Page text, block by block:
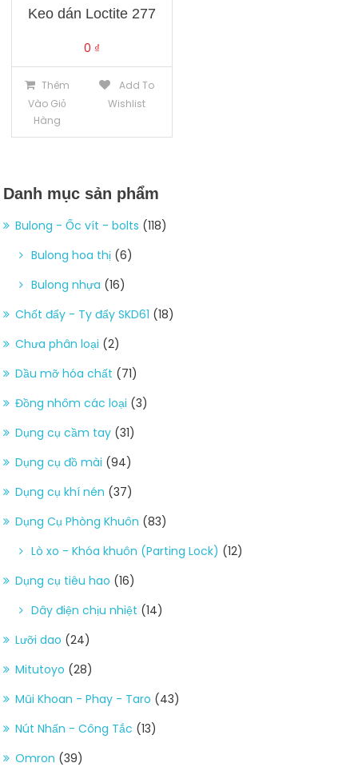
Keo dán Loctite 277
0 ₫
Thêm
Vào Giỏ
Hàng
Add To
Wishlist
Danh mục sản phẩm
Bulong - Ốc vít - bolts (118)
Bulong hoa thị (6)
Bulong nhựa (16)
Chốt đẩy - Ty đẩy SKD61 (18)
Chưa phân loại (2)
Dầu mỡ hóa chất (71)
Đồng nhôm các loại (3)
Dụng cụ cầm tay (31)
Dụng cụ đồ mài (94)
Dụng cụ khí nén (37)
Dụng Cụ Phòng Khuôn (83)
Lò xo - Khóa khuôn (Parting Lock) (12)
Dụng cụ tiêu hao (16)
Dây điện chịu nhiệt (14)
Lưỡi dao (24)
Mitutoyo (28)
Mũi Khoan - Phay - Taro (43)
Nút Nhấn - Công Tắc (13)
Omron (39)